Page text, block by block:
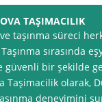
TAŞIMACILIK
taşınma süreci
sırasında
güvenli bir şekilde
Taşimacilik olarak,
deneyimini